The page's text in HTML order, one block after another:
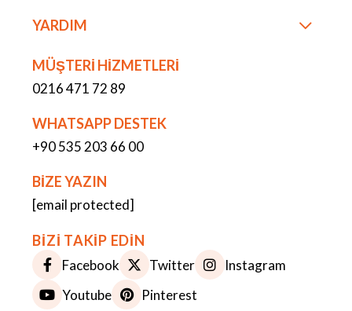
YARDIM
MÜŞTERİ HİZMETLERİ
0216 471 72 89
WHATSAPP DESTEK
+90 535 203 66 00
BİZE YAZIN
[email protected]
BİZİ TAKİP EDİN
Facebook Twitter
Instagram
Youtube
Pinterest